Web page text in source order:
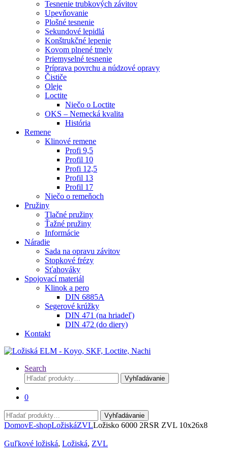
Tesnenie trubkových závitov
Upevňovanie
Plošné tesnenie
Sekundové lepidlá
Konštrukčné lepenie
Kovom plnené tmely
Priemyselné tesnenie
Príprava povrchu a núdzové opravy
Čističe
Oleje
Loctite
Niečo o Loctite
OKS – Nemecká kvalita
História
Remene
Klinové remene
Profi 9,5
Profil 10
Profi 12,5
Profil 13
Profil 17
Niečo o remeňoch
Pružiny
Tlačné pružiny
Ťažné pružiny
Informácie
Náradie
Sada na opravu závitov
Stopkové frézy
Sťahováky
Spojovací materiál
Klinok a pero
DIN 6885A
Segerové krúžky
DIN 471 (na hriadeľ)
DIN 472 (do diery)
Kontakt
Search
Hľadať:
Vyhľadávanie
0
Hľadať:
Vyhľadávanie
DomovE-shopLožiskáZVLLožisko 6000 2RSR ZVL 10x26x8
Guľkové ložiská, Ložiská, ZVL